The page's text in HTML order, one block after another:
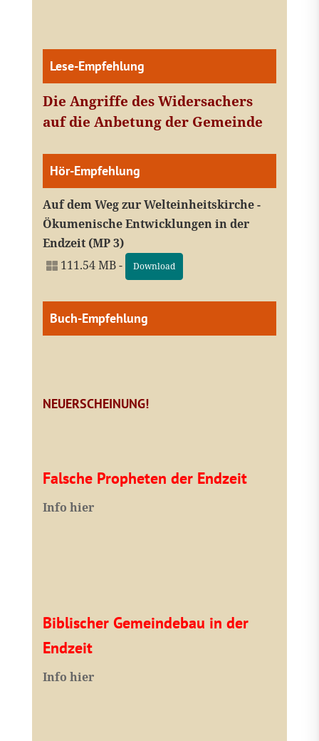
Lese-Empfehlung
Die Angriffe des Widersachers
auf die Anbetung der Gemeinde
Hör-Empfehlung
Auf dem Weg zur Welteinheitskirche -
Ökumenische Entwicklungen in der
Endzeit (MP 3)
111.54 MB -
Download
Buch-Empfehlung
NEUERSCHEINUNG!
Falsche Propheten der Endzeit
Info hier
Biblischer Gemeindebau in der
Endzeit
Info hier